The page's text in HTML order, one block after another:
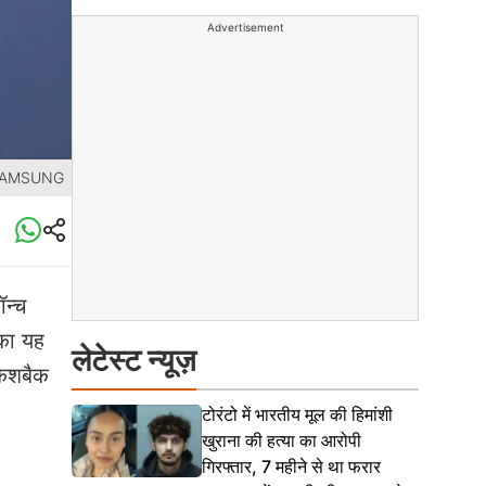
यह
Advertisement
लेटेस्ट न्यूज़
टोरंटो में भारतीय मूल की हिमांशी
खुराना की हत्या का आरोपी
गिरफ्तार, 7 महीने से था फरार